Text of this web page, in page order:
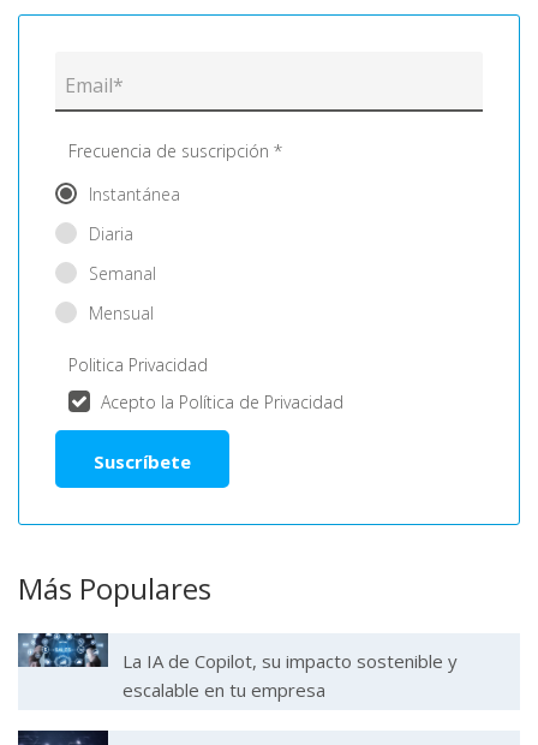
Frecuencia de suscripción *
Instantánea
Diaria
Semanal
Mensual
Politica Privacidad
Acepto la Política de Privacidad
Más Populares
La IA de Copilot, su impacto sostenible y
escalable en tu empresa